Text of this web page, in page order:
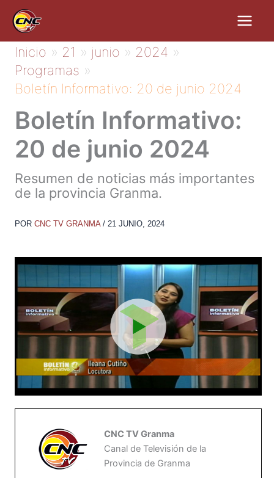
contenido
Inicio 21 junio
2024
Programas
Boletín Informativo: 20 de junio 2024
Boletín Informativo:
20 de junio 2024
Resumen de noticias más importantes
de la provincia Granma.
POR CNC TV GRANMA / 21 JUNIO, 2024
CNC TV Granma
Canal de Televisión de la
Provincia de Granma